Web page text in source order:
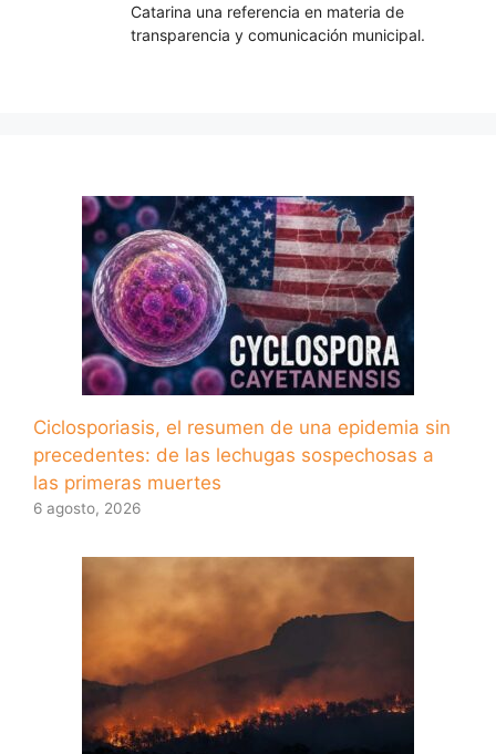
Catarina una referencia en materia de
transparencia y comunicación municipal.
Ciclosporiasis, el resumen de una epidemia sin
precedentes: de las lechugas sospechosas a
las primeras muertes
6 agosto, 2026